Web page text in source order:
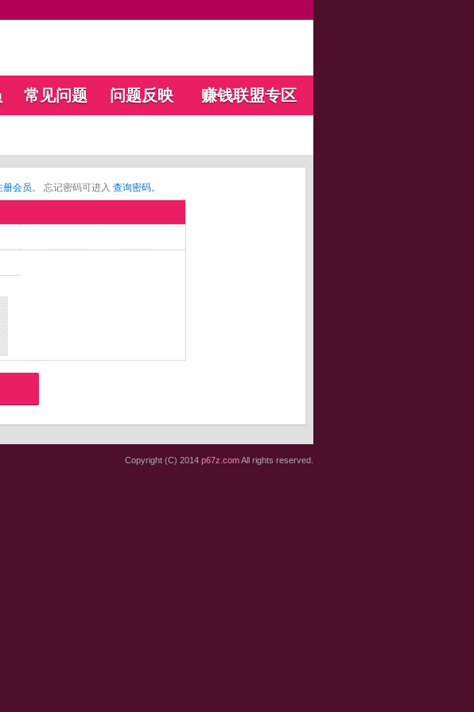
常见问题 问题反映 赚钱联盟专区
册会员。 忘记密码可进入 查询密码。
Copyright (C) 2014 p67z.comAll rights reserved.